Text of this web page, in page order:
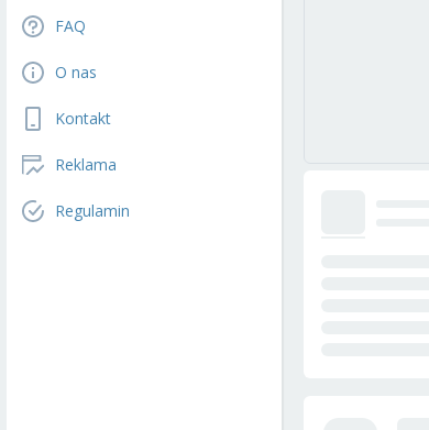
FAQ
O nas
Kontakt
Reklama
Regulamin